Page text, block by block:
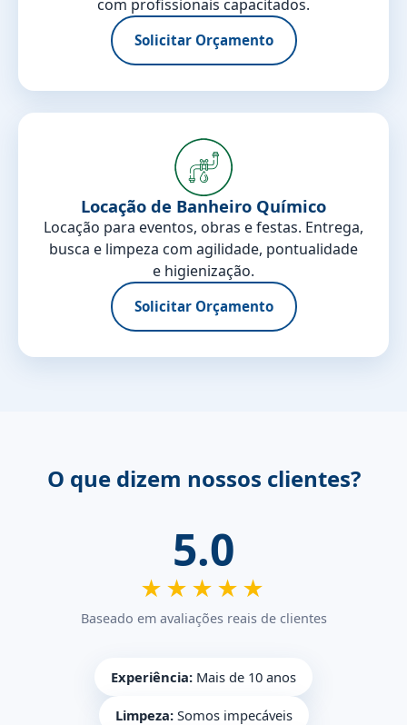
com profissionais capacitados.
Solicitar Orçamento
Locação de Banheiro Químico
Locação para eventos, obras e festas. Entrega,
busca e limpeza com agilidade, pontualidade
e higienização.
Solicitar Orçamento
O que dizem nossos clientes?
5.0
★★★★★
Baseado em avaliações reais de clientes
Experiência: Mais de 10 anos
Limpeza:Somos impecáveis